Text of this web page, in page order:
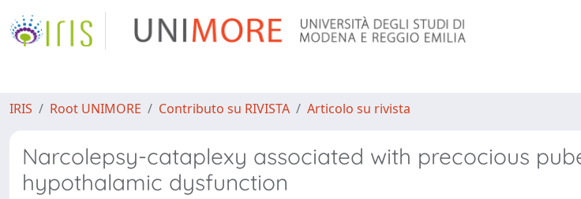
IRIS Root UNIMORE Contributo su RIVISTA Articolo su rivista
Narcolepsy-cataplexy associated with precocious
hypothalamic dysfunction